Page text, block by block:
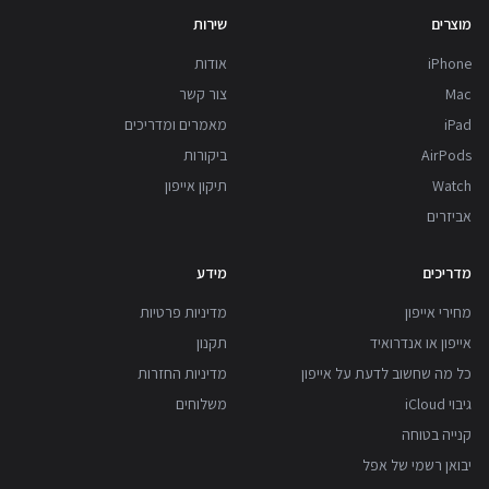
מוצרים
iPhone
Mac
iPad
AirPods
Watch
אביזרים
שירות
אודות
צור קשר
מאמרים ומדריכים
ביקורות
תיקון אייפון
מדריכים
מחירי אייפון
אייפון או אנדרואיד
כל מה שחשוב לדעת על אייפון
גיבוי iCloud
קנייה בטוחה
יבואן רשמי של אפל
מידע
מדיניות פרטיות
תקנון
מדיניות החזרות
משלוחים